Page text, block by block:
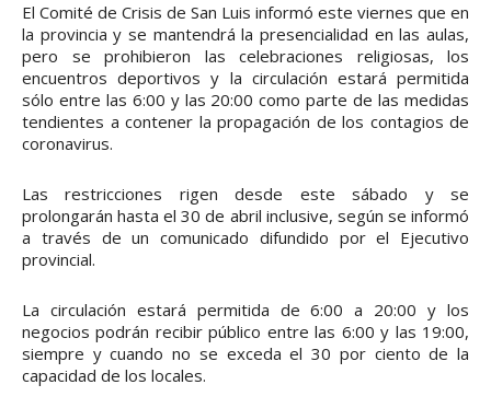
El Comité de Crisis de San Luis informó este viernes que en
la provincia y se mantendrá la presencialidad en las aulas,
pero se prohibieron las celebraciones religiosas, los
encuentros deportivos y la circulación estará permitida
sólo entre las 6:00 y las 20:00 como parte de las medidas
tendientes a contener la propagación de los contagios de
coronavirus.
Las restricciones rigen desde este sábado y se
prolongarán hasta el 30 de abril inclusive, según se informó
a través de un comunicado difundido por el Ejecutivo
provincial.
La circulación estará permitida de 6:00 a 20:00 y los
negocios podrán recibir público entre las 6:00 y las 19:00,
siempre y cuando no se exceda el 30 por ciento de la
capacidad de los locales.